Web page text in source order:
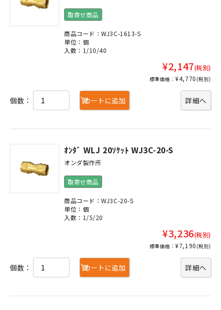
取寄せ商品
商品コード：WJ3C-1613-S
単位：個
入数：1/10/40
¥2,147(税別)
標準価格：¥4,770 (税別)
詳細へ
個数： カートに追加
ｵﾝﾀﾞ WLJ 20ｿｹｯﾄ WJ3C-20-S
オンダ製作所
取寄せ商品
商品コード：WJ3C-20-S
単位：個
入数：1/5/20
¥3,236(税別)
標準価格：¥7,190 (税別)
詳細へ
個数： カートに追加